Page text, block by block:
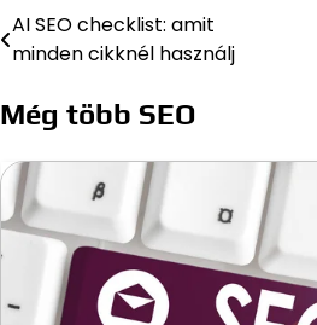
Bejegyzés
AI SEO checklist: amit
minden cikknél használj
Még több SEO